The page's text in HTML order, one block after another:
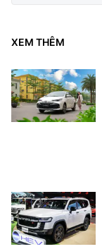
XEM THÊM